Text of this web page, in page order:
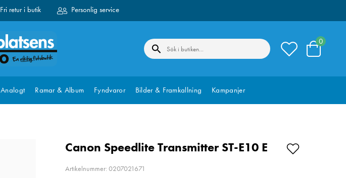
Fri retur i butik Personlig service
0
Analogt Ramar & Album Fyndvaror Bilder & Framkallning Kampanjer
Canon Speedlite Transmitter ST-E10 E
Artikelnummer: 0207021671